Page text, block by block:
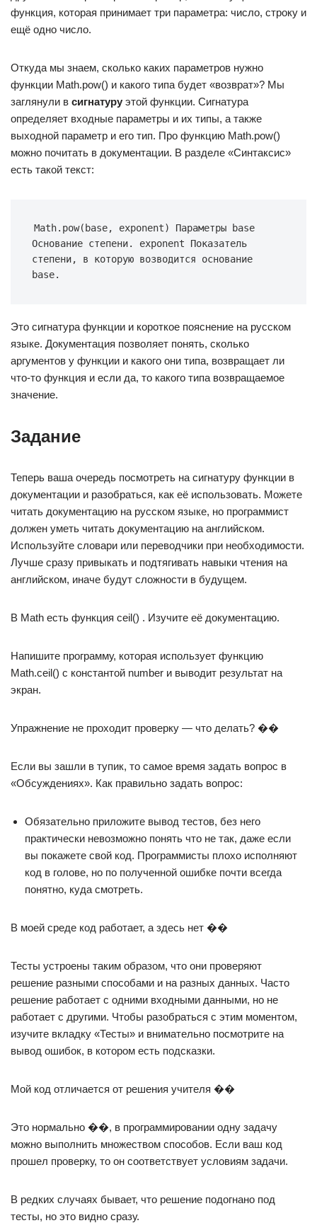
функция, которая принимает три параметра: число, строку и
ещё одно число.
Откуда мы знаем, сколько каких параметров нужно
функции Math.pow() и какого типа будет «возврат»? Мы
заглянули в сигнатуру этой функции. Сигнатура
определяет входные параметры и их типы, а также
выходной параметр и его тип. Про функцию Math.pow()
можно почитать в документации. В разделе «Синтаксис»
есть такой текст:
Math.pow(base, exponent) Параметры base
Основание степени. exponent Показатель
степени, в которую возводится основание
base.
Это сигнатура функции и короткое пояснение на русском
языке. Документация позволяет понять, сколько
аргументов у функции и какого они типа, возвращает ли
что-то функция и если да, то какого типа возвращаемое
значение.
Задание
Теперь ваша очередь посмотреть на сигнатуру функции в
документации и разобраться, как её использовать. Можете
читать документацию на русском языке, но программист
должен уметь читать документацию на английском.
Используйте словари или переводчики при необходимости.
Лучше сразу привыкать и подтягивать навыки чтения на
английском, иначе будут сложности в будущем.
В Math есть функция ceil() . Изучите её документацию.
Напишите программу, которая использует функцию
Math.ceil() с константой number и выводит результат на
экран.
Упражнение не проходит проверку — что делать? ��
Если вы зашли в тупик, то самое время задать вопрос в
«Обсуждениях». Как правильно задать вопрос:
Обязательно приложите вывод тестов, без него
практически невозможно понять что не так, даже если
вы покажете свой код. Программисты плохо исполняют
код в голове, но по полученной ошибке почти всегда
понятно, куда смотреть.
В моей среде код работает, а здесь нет ��
Тесты устроены таким образом, что они проверяют
решение разными способами и на разных данных. Часто
решение работает с одними входными данными, но не
работает с другими. Чтобы разобраться с этим моментом,
изучите вкладку «Тесты» и внимательно посмотрите на
вывод ошибок, в котором есть подсказки.
Мой код отличается от решения учителя ��
Это нормально ��, в программировании одну задачу
можно выполнить множеством способов. Если ваш код
прошел проверку, то он соответствует условиям задачи.
В редких случаях бывает, что решение подогнано под
тесты, но это видно сразу.